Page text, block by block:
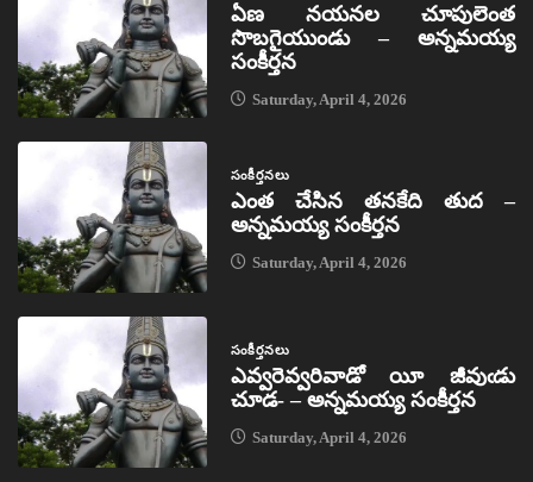
ఏణ నయనల చూపులెంత
సొబగైయుండు – అన్నమయ్య
సంకీర్తన
Saturday, April 4, 2026
సంకీర్తనలు
ఎంత చేసిన తనకేది తుద –
అన్నమయ్య సంకీర్తన
Saturday, April 4, 2026
సంకీర్తనలు
ఎవ్వరెవ్వరివాడో యీ జీవుఁడు
చూడ- – అన్నమయ్య సంకీర్తన
Saturday, April 4, 2026